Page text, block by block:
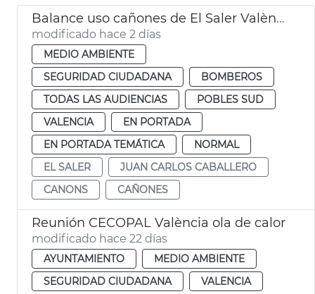
Balance uso cañones de El Saler València
modificado hace 2 días
MEDIO AMBIENTE
SEGURIDAD CIUDADANA
BOMBEROS
TODAS LAS AUDIENCIAS
POBLES SUD
VALENCIA
EN PORTADA
EN PORTADA TEMÁTICA
NORMAL
EL SALER
JUAN CARLOS CABALLERO
CANONS
CAÑONES
Reunión CECOPAL València ola de calor
modificado hace 22 días
AYUNTAMIENTO
MEDIO AMBIENTE
SEGURIDAD CIUDADANA
VALENCIA